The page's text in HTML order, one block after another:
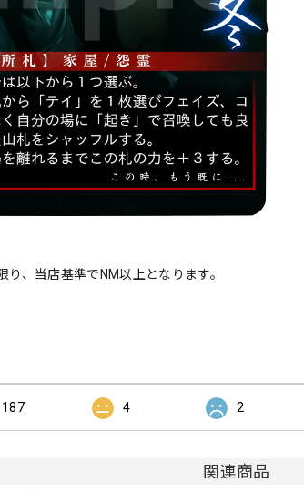
り、当店基準でNM以上となります。
187 4 2
関連商品